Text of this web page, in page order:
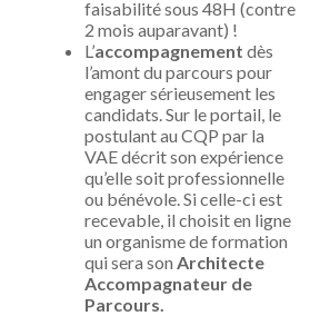
faisabilité sous 48H (contre
2 mois auparavant) !
L’accompagnement dès
l’amont du parcours pour
engager sérieusement les
candidats. Sur le portail, le
postulant au CQP par la
VAE décrit son expérience
qu’elle soit professionnelle
ou bénévole. Si celle-ci est
recevable, il choisit en ligne
un organisme de formation
qui sera son Architecte
Accompagnateur de
Parcours.